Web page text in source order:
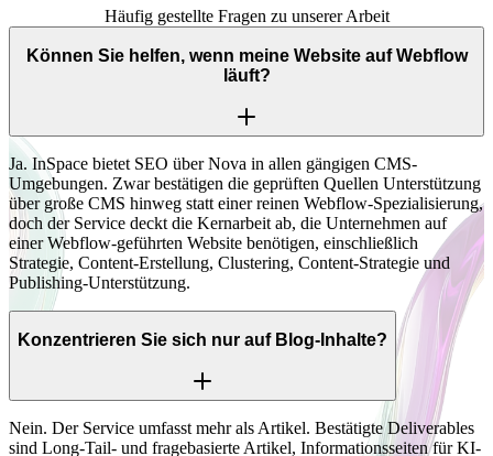
Häufig gestellte Fragen zu unserer Arbeit
Können Sie helfen, wenn meine Website auf Webflow
läuft?
Ja. InSpace bietet SEO über Nova in allen gängigen CMS-
Umgebungen. Zwar bestätigen die geprüften Quellen Unterstützung
über große CMS hinweg statt einer reinen Webflow-Spezialisierung,
doch der Service deckt die Kernarbeit ab, die Unternehmen auf
einer Webflow-geführten Website benötigen, einschließlich
Strategie, Content-Erstellung, Clustering, Content-Strategie und
Publishing-Unterstützung.
Konzentrieren Sie sich nur auf Blog-Inhalte?
Nein. Der Service umfasst mehr als Artikel. Bestätigte Deliverables
sind Long-Tail- und fragebasierte Artikel, Informationsseiten für KI-